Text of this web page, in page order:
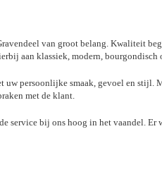
van groot belang. Kwaliteit
aan klassiek, modern, bourgondisch
persoonlijke smaak, gevoel en stijl.
met de klant.
service bij ons hoog in het vaandel.